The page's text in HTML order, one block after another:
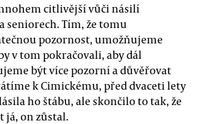
citlivější vůči násilí
seniorech. Tím, že tomu
pozornost, umožňujeme
v tom pokračovali, aby dál
být více pozorní a důvěřovat
k Cimickému, před dvaceti lety
ho štábu, ale skončilo to tak, že
já, on zůstal.